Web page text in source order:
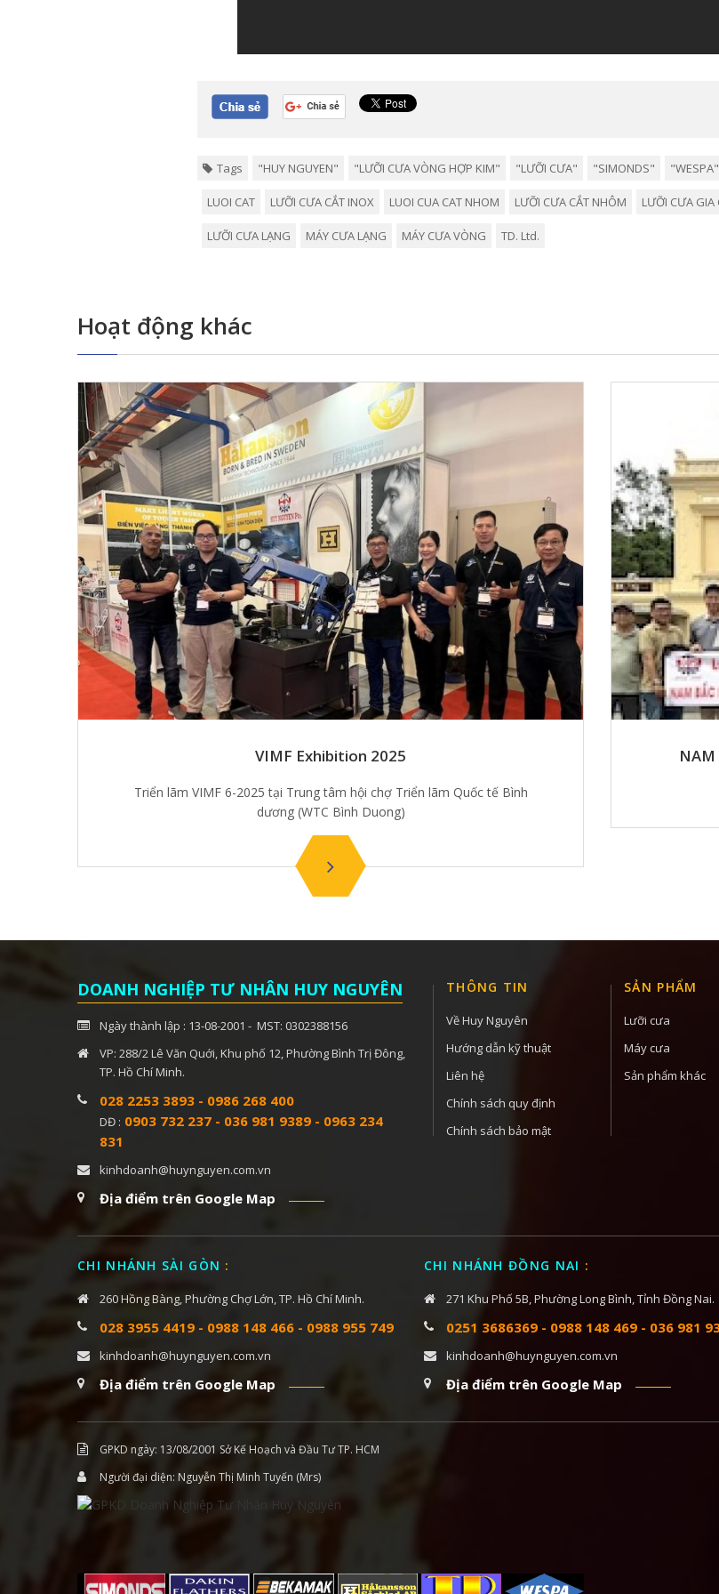
Tags "HUY NGUYEN" "LƯỠI CƯA VÒNG HỢP KIM" "LƯỠI CƯA" "SIMONDS" "WESPA"
LUOI CAT LƯỠI CƯA CẮT INOX LUOI CUA CAT NHOM LƯỠI CƯA CẮT NHÔM LƯỠI CƯA GIA
LƯỠI CƯA LẠNG MÁY CƯA LẠNG MÁY CƯA VÒNG TD. Ltd.
Hoạt động khác
VIMF Exhibition 2025
Triển lãm VIMF 6-2025 tại Trung tâm hội chợ Triển lãm Quốc tế Bình
dương (WTC Bình Duong)
NAM
DOANH NGHIỆP TƯ NHÂN HUY NGUYÊN
Ngày thành lập : 13-08-2001 - MST: 0302388156
VP: 288/2 Lê Văn Quới, Khu phố 12, Phường Bình Trị Đông,
TP. Hồ Chí Minh.
028 2253 3893 - 0986 268 400
DĐ : 0903 732 237 - 036 981 9389 - 0963 234
831
kinhdoanh@huynguyen.com.vn
Địa điểm trên Google Map
THÔNG TIN
Về Huy Nguyên
Hướng dẫn kỹ thuật
Liên hệ
Chính sách quy định
Chính sách bảo mật
SẢN PHẨM
Lưỡi cưa
Máy cưa
Sản phẩm khác
CHI NHÁNH SÀI GÒN :
260 Hồng Bàng, Phường Chợ Lớn, TP. Hồ Chí Minh.
028 3955 4419 - 0988 148 466 - 0988 955 749
kinhdoanh@huynguyen.com.vn
Địa điểm trên Google Map
CHI NHÁNH ĐỒNG NAI :
271 Khu Phố 5B, Phường Long Bình, Tỉnh Đồng Nai.
0251 3686369 - 0988 148 469 - 036 981
kinhdoanh@huynguyen.com.vn
Địa điểm trên Google Map
GPKD ngày: 13/08/2001 Sở Kế Hoạch và Đầu Tư TP. HCM
Người đại diện: Nguyễn Thị Minh Tuyến (Mrs)